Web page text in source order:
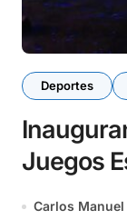
Deportes
Juegos
Carlos